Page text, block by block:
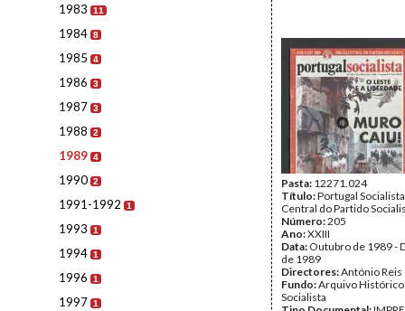
1983 11
1984 8
1985 4
1986 3
1987 3
1988 2
1989 4
1990 2
1991-1992 1
1993 1
1994 1
1996 1
1997 1
Pasta: 12271.024
Título:Portugal
Central do Partido
Número:205
Ano:XXIII
Data: Outubro de 1989 -
de 1989
Directores:António Reis
Fundo:Arquivo
Socialista